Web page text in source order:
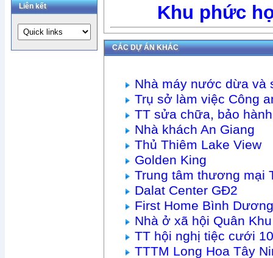
Liên kết Khu phức
CÁC DỰ ÁN KHÁC
Nhà máy nước dừa và
Trụ sở làm việc Công
TT sửa chữa, bảo
Nhà khách An Giang
Thủ Thiêm Lake View
Golden King
Trung tâm thương mại
Dalat Center GĐ2
First Home Bình
Nhà ở xã hội Quân
TT hội nghị tiệc cưới
TTTM Long Hoa Tây